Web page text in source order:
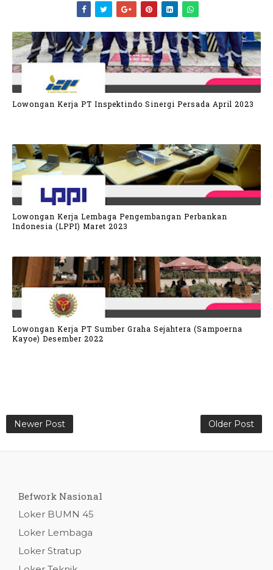
Lowongan Kerja PT Inspektindo Sinergi Persada April 2023
Lowongan Kerja Lembaga Pengembangan Perbankan
Indonesia (LPPI) Maret 2023
Lowongan Kerja PT Sumber Graha Sejahtera (Sampoerna
Kayoe) Desember 2022
Newer Post Older Post
Befwork Nasional
Loker BUMN 45
Loker Lembaga
Loker Stratup